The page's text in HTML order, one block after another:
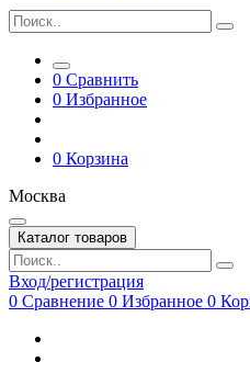
0 Сравнить
0 Избранное
0 Корзина
Москва
Каталог товаров
Вход/регистрация
0 Сравнение 0 Избранное 0